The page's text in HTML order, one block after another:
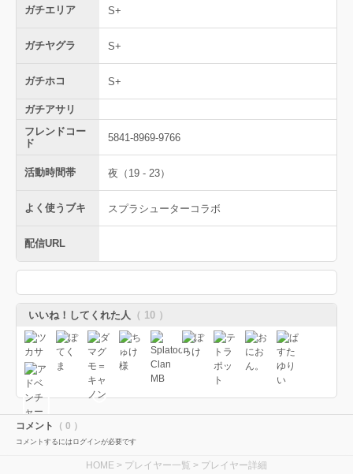
ガチエリア S+
ガチヤグラ S+
ガチホコ S+
ガチアサリ
フレンドコー
ド
5841-8969-9766
活動時間帯 夜（19 - 23）
よく使うブキ スプラシューターコラボ
配信URL
いいね！してくれた人 （ 10 ）
コメント （ 0 ）
コメントするにはログインが必要です
HOME > プレイヤー一覧 > プレイヤー詳細